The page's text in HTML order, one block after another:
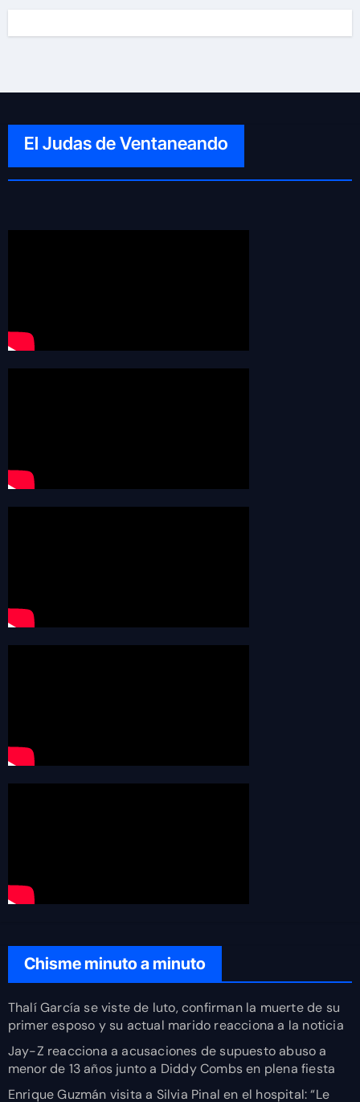
El Judas de Ventaneando
Chisme minuto a minuto
Thalí García se viste de luto, confirman la muerte de su
primer esposo y su actual marido reacciona a la noticia
Jay-Z reacciona a acusaciones de supuesto abuso a
menor de 13 años junto a Diddy Combs en plena fiesta
Enrique Guzmán visita a Silvia Pinal en el hospital: “Le